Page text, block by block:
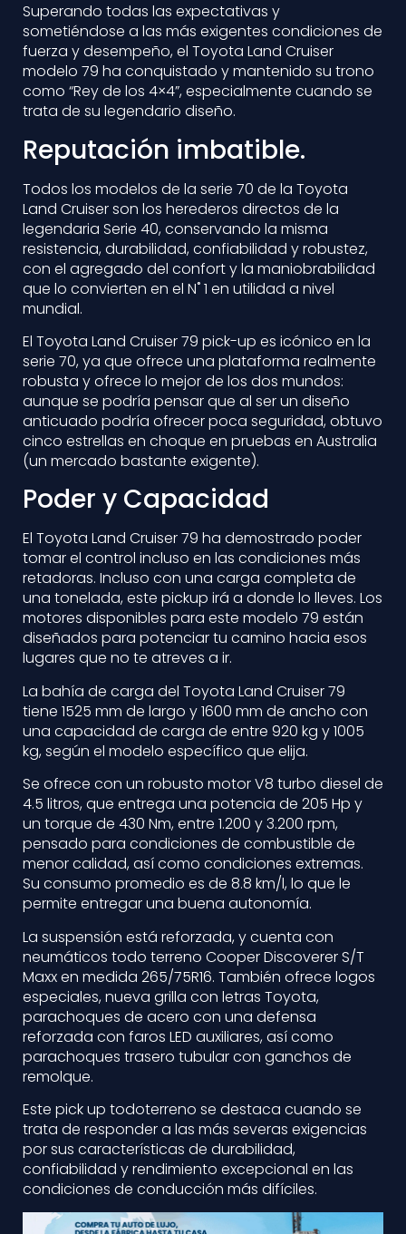
Superando todas las expectativas y
sometiéndose a las más exigentes condiciones de
fuerza y desempeño, el Toyota Land Cruiser
modelo 79 ha conquistado y mantenido su trono
como “Rey de los 4×4”, especialmente cuando se
trata de su legendario diseño.
Reputación imbatible.
Todos los modelos de la serie 70 de la Toyota
Land Cruiser son los herederos directos de la
legendaria Serie 40, conservando la misma
resistencia, durabilidad, confiabilidad y robustez,
con el agregado del confort y la maniobrabilidad
que lo convierten en el N˚ 1 en utilidad a nivel
mundial.
El Toyota Land Cruiser 79 pick-up es icónico en la
serie 70, ya que ofrece una plataforma realmente
robusta y ofrece lo mejor de los dos mundos:
aunque se podría pensar que al ser un diseño
anticuado podría ofrecer poca seguridad, obtuvo
cinco estrellas en choque en pruebas en Australia
(un mercado bastante exigente).
Poder y Capacidad
El Toyota Land Cruiser 79 ha demostrado poder
tomar el control incluso en las condiciones más
retadoras. Incluso con una carga completa de
una tonelada, este pickup irá a donde lo lleves. Los
motores disponibles para este modelo 79 están
diseñados para potenciar tu camino hacia esos
lugares que no te atreves a ir.
La bahía de carga del Toyota Land Cruiser 79
tiene 1525 mm de largo y 1600 mm de ancho con
una capacidad de carga de entre 920 kg y 1005
kg, según el modelo específico que elija.
Se ofrece con un robusto motor V8 turbo diesel de
4.5 litros, que entrega una potencia de 205 Hp y
un torque de 430 Nm, entre 1.200 y 3.200 rpm,
pensado para condiciones de combustible de
menor calidad, así como condiciones extremas.
Su consumo promedio es de 8.8 km/l, lo que le
permite entregar una buena autonomía.
La suspensión está reforzada, y cuenta con
neumáticos todo terreno Cooper Discoverer S/T
Maxx en medida 265/75R16. También ofrece logos
especiales, nueva grilla con letras Toyota,
parachoques de acero con una defensa
reforzada con faros LED auxiliares, así como
parachoques trasero tubular con ganchos de
remolque.
Este pick up todoterreno se destaca cuando se
trata de responder a las más severas exigencias
por sus características de durabilidad,
confiabilidad y rendimiento excepcional en las
condiciones de conducción más difíciles.